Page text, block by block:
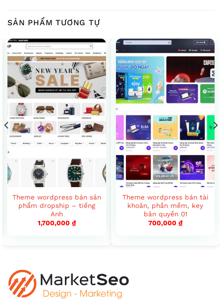
SẢN PHẨM TƯƠNG TỰ
Theme wordpress bán sản
phẩm dropship – tiếng
Anh
1,700,000 ₫
Theme wordpress bán tài
khoản, phần mềm, key
bản quyền 01
700,000 ₫